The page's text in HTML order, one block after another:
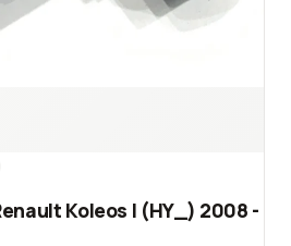
Koleos I (HY_) 2008 -